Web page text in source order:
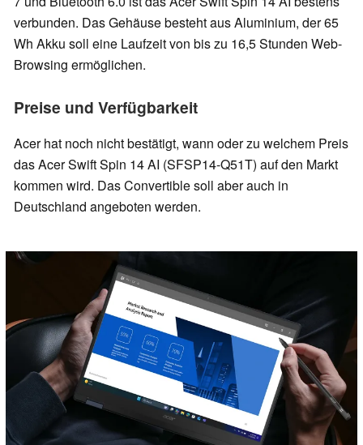
verbunden. Das Gehäuse besteht aus Aluminium, der 65
Wh Akku soll eine Laufzeit von bis zu 16,5 Stunden Web-
Browsing ermöglichen.
Preise und Verfügbarkeit
Acer hat noch nicht bestätigt, wann oder zu welchem Preis
das Acer Swift Spin 14 AI (SFSP14-Q51T) auf den Markt
kommen wird. Das Convertible soll aber auch in
Deutschland angeboten werden.